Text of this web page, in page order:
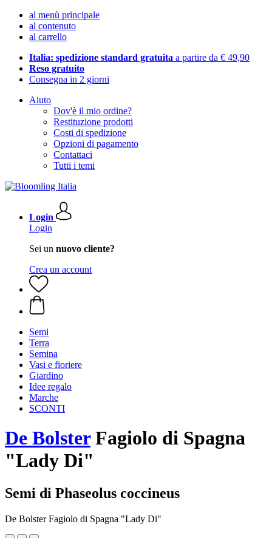
al menù principale
al contenuto
al carrello
Italia: spedizione standard gratuita a partire da € 49,90
Reso gratuito
Consegna in 2 giorni
Aiuto
Dov'è il mio ordine?
Restituzione prodotti
Costi di spedizione
Opzioni di pagamento
Contattaci
Tutti i temi
Login
Login
Sei un nuovo cliente?
Crea un account
Semi
Terra
Semina
Vasi e fioriere
Giardino
Idee regalo
Marche
SCONTI
De BolsterFagiolo di Spagna
"Lady Di"
Semi di Phaseolus coccineus
De Bolster Fagiolo di Spagna "Lady Di"